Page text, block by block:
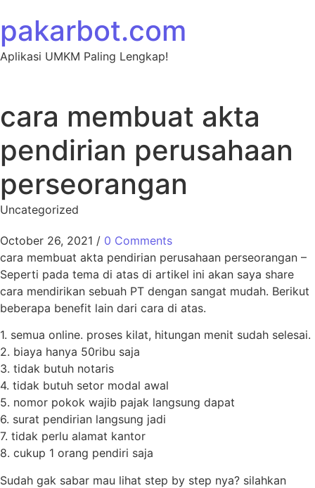
pakarbot.com
Aplikasi UMKM Paling Lengkap!
cara membuat akta
pendirian perusahaan
perseorangan
Uncategorized
October 26, 2021 / 0 Comments
cara membuat akta pendirian perusahaan perseorangan –
Seperti pada tema di atas di artikel ini akan saya share
cara mendirikan sebuah PT dengan sangat mudah. Berikut
beberapa benefit lain dari cara di atas.
1. semua online. proses kilat, hitungan menit sudah selesai.
2. biaya hanya 50ribu saja
3. tidak butuh notaris
4. tidak butuh setor modal awal
5. nomor pokok wajib pajak langsung dapat
6. surat pendirian langsung jadi
7. tidak perlu alamat kantor
8. cukup 1 orang pendiri saja
Sudah gak sabar mau lihat step by step nya? silahkan